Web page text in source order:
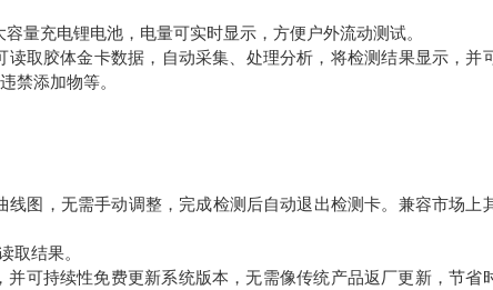
量充电锂电池，电量可实时显示，方便户外流动测试。
取胶体金卡数据，自动采集、处理分析，将检测结果显示，并
禁添加物等。
图，无需手动调整，完成检测后自动退出检测卡。兼容市场上
取结果。
可持续性免费更新系统版本，无需像传统产品返厂更新，节省